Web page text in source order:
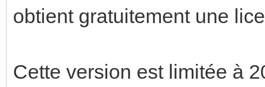
obtient gratuitement une
Cette version est limitée à